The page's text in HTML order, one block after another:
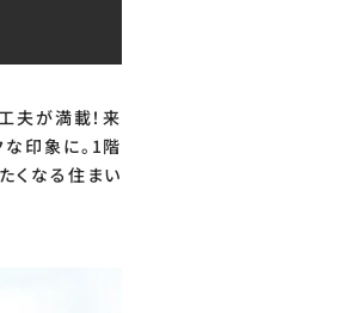
夫が満載！来
印象に。1階
くなる住まい